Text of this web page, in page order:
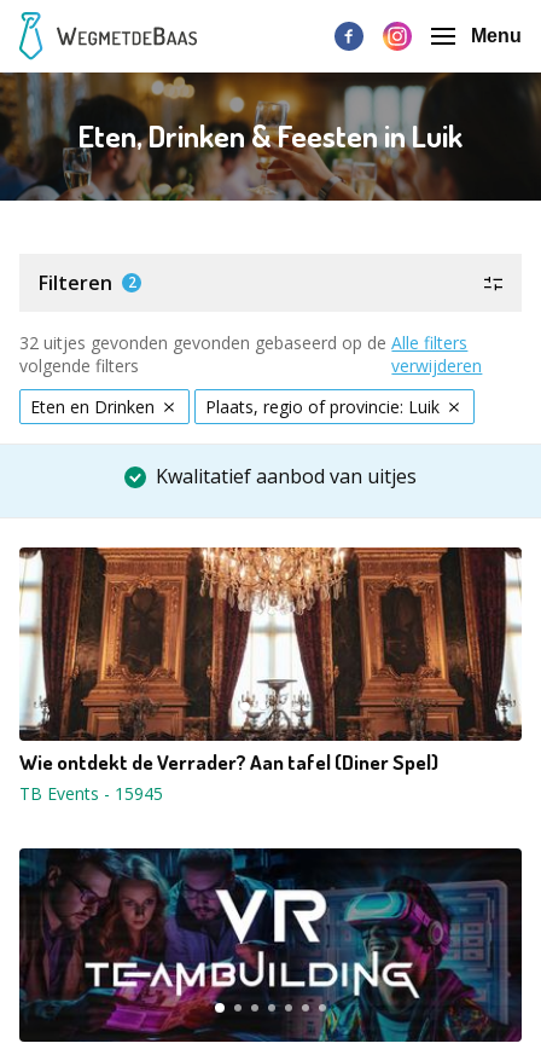
Menu
Eten, Drinken & Feesten in Luik
Filteren 2
32 uitjes gevonden gevonden gebaseerd op de
volgende filters
Alle filters
verwijderen
Eten en Drinken
Plaats, regio of provincie: Luik
Kwalitatief aanbod van uitjes
Wie ontdekt de Verrader? Aan tafel (Diner Spel)
TB Events - 15945